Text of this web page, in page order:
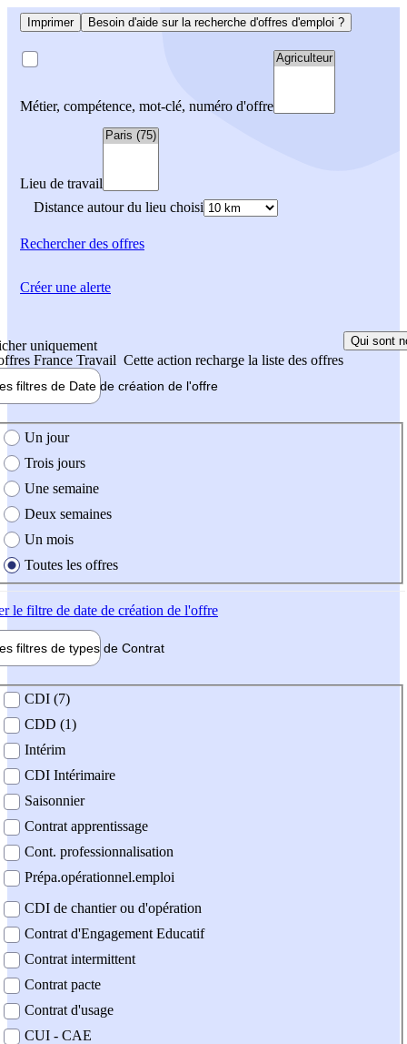
Imprimer Besoin d'aide sur la recherche d'offres d'emploi ?
Métier, compétence, mot-clé, numéro d'offre
Lieu de travail
Distance autour du lieu choisi
Rechercherdes offres
uniquement
France Travail Cette action recharge la liste des offres
Qui sont
filtres de Date de création de l'offre
création de l'offre
Un jour
Trois jours
Une semaine
Deux semaines
Un mois
Toutes les offres
le filtre de date de création de l'offre
filtres de types de Contrat
contrat
CDI (7)
CDD (1)
Intérim
CDI Intérimaire
Saisonnier
Contrat apprentissage
Cont. professionnalisation
Prépa.opérationnel.emploi
CDI de chantier ou d'opération
Contrat d'Engagement Educatif
Contrat intermittent
Contrat pacte
Contrat d'usage
CUI - CAE
Créer une alerte